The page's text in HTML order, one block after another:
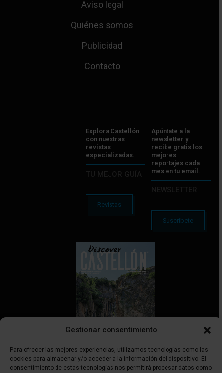
Gestionar consentimiento
Para ofrecer las mejores experiencias, utilizamos tecnologías como las
cookies para almacenar y/o acceder a la información del dispositivo. El
consentimiento de estas tecnologías nos permitirá procesar datos como
Aviso legal
Quiénes somos
Publicidad
Contacto
Explora Castellón
con nuestras
revistas
especializadas.
TU MEJOR GUÍA
Revistas
Apúntate a la
newsletter y
recibe gratis los
mejores
reportajes cada
mes en tu email.
NEWSLETTER
Suscríbete